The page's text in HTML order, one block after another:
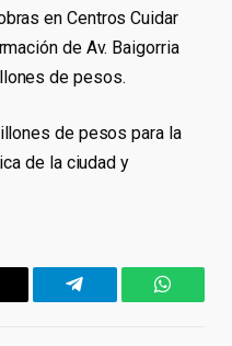
en Centros Cuidar
de Av. Baigorria
de pesos.
de pesos para la
de la ciudad y
Telegram